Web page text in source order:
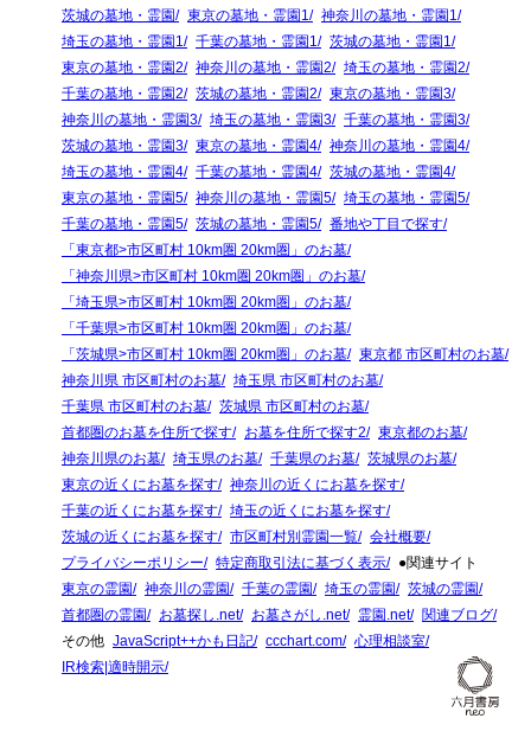
茨城の墓地・霊園
東京の墓地・霊園1
神奈川の墓地・霊園1
埼玉の墓地・霊園1
千葉の墓地・霊園1
茨城の墓地・霊園1
東京の墓地・霊園2
神奈川の墓地・霊園2
埼玉の墓地・霊園2
千葉の墓地・霊園2
茨城の墓地・霊園2
東京の墓地・霊園3
神奈川の墓地・霊園3
埼玉の墓地・霊園3
千葉の墓地・霊園3
茨城の墓地・霊園3
東京の墓地・霊園4
神奈川の墓地・霊園4
埼玉の墓地・霊園4
千葉の墓地・霊園4
茨城の墓地・霊園4
東京の墓地・霊園5
神奈川の墓地・霊園5
埼玉の墓地・霊園5
千葉の墓地・霊園5
茨城の墓地・霊園5
番地や丁目で探す
「東京都>市区町村 10km圏 20km圏」のお墓
「神奈川県>市区町村 10km圏 20km圏」のお墓
「埼玉県>市区町村 10km圏 20km圏」のお墓
「千葉県>市区町村 10km圏 20km圏」のお墓
「茨城県>市区町村 10km圏 20km圏」のお墓
東京都 市区町村のお墓
神奈川県 市区町村のお墓
埼玉県 市区町村のお墓
千葉県 市区町村のお墓
茨城県 市区町村のお墓
首都圏のお墓を住所で探す
お墓を住所で探す2
東京都のお墓
神奈川県のお墓
埼玉県のお墓 千葉県のお墓
茨城県のお墓
東京の近くにお墓を探す
神奈川の近くにお墓を探す
千葉の近くにお墓を探す
埼玉の近くにお墓を探す
茨城の近くにお墓を探す
市区町村別霊園一覧
会社概要
プライバシーポリシー
特定商取引法に基づく表示
●関連サイト
東京の霊園
神奈川の霊園 千葉の霊園 埼玉の霊園
茨城の霊園
首都圏の霊園
お墓探し.net お墓さがし.net 霊園.net
関連ブログ
その他 JavaScript++かも日記 ccchart.com
心理相談室
IR検索|適時開示